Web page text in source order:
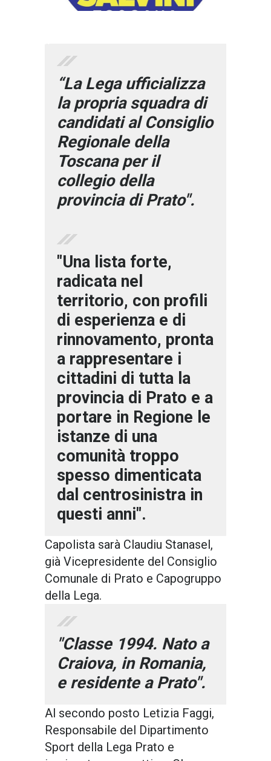
“La Lega ufficializza
la propria squadra di
candidati al Consiglio
Regionale della
Toscana per il
collegio della
provincia di Prato".
"Una lista forte,
radicata nel
territorio, con profili
di esperienza e di
rinnovamento, pronta
a rappresentare i
cittadini di tutta la
provincia di Prato e a
portare in Regione le
istanze di una
comunità troppo
spesso dimenticata
dal centrosinistra in
questi anni".
Capolista sarà Claudiu Stanasel,
già Vicepresidente del Consiglio
Comunale di Prato e Capogruppo
della Lega.
"Classe 1994. Nato a
Craiova, in Romania,
e residente a Prato".
Al secondo posto Letizia Faggi,
Responsabile del Dipartimento
Sport della Lega Prato e